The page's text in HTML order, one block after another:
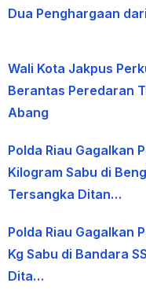
Dua Penghargaan
Wali Kota Jakpus
Berantas Peredaran
Abang
Polda Riau Gagalkan
Kilogram Sabu di
Tersangka Ditan…
Polda Riau Gagalkan
Kg Sabu di Bandara
Dita…